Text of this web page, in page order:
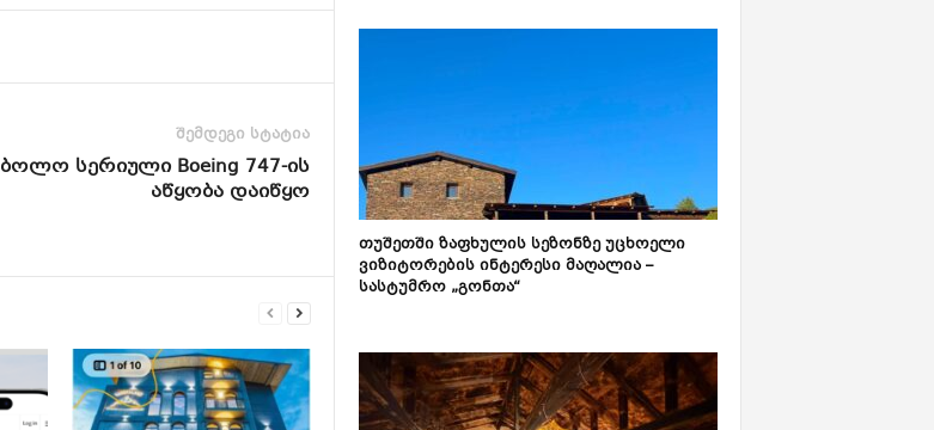
შემდეგი სტატია
ბოლო სერიული Boeing 747-ის
აწყობა დაიწყო
თუშეთში ზაფხულის სეზონზე უცხოელი
ვიზიტორების ინტერესი მაღალია –
სასტუმრო „გონთა“